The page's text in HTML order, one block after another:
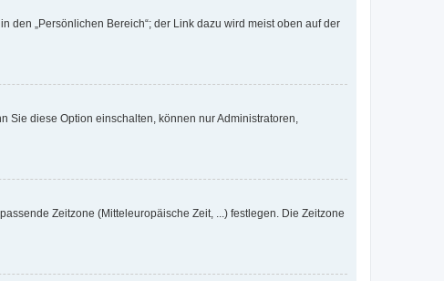
„Persönlichen Bereich“; der Link dazu wird meist oben auf der
Sie diese Option einschalten, können nur Administratoren,
Zeitzone (Mitteleuropäische Zeit, ...) festlegen. Die Zeitzone